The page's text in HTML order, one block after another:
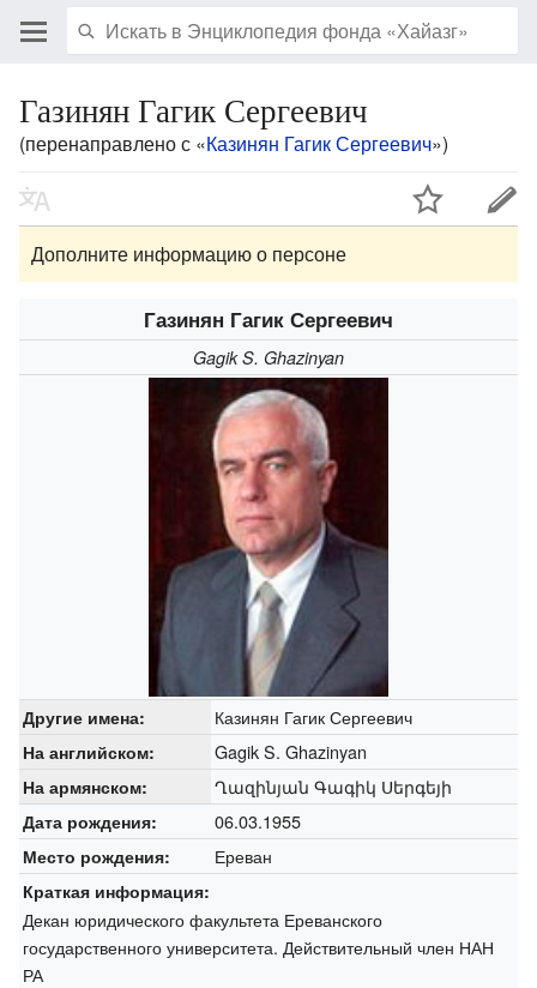
Газинян Гагик Сергеевич
(перенаправлено с «Казинян Гагик Сергеевич»)
Дополните информацию о персоне
Газинян Гагик Сергеевич
Gagik S. Ghazinyan
Другие имена: Казинян Гагик Сергеевич
На английском: Gagik S. Ghazinyan
На армянском: Ղազինյան Գագիկ Սերգեյի
Дата рождения: 06.03.1955
Место рождения: Ереван
Краткая информация:
Декан юридического факультета Ереванского
государственного университета. Действительный член НАН
РА